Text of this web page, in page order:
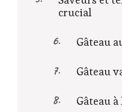
crucial
Gâteau
Gâteau
Gâteau